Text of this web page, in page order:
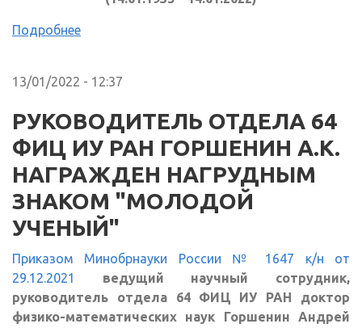
Подробнее
13/01/2022 - 12:37
РУКОВОДИТЕЛЬ ОТДЕЛА 64
ФИЦ ИУ РАН ГОРШЕНИН А.К.
НАГРАЖДЕН НАГРУДНЫМ
ЗНАКОМ "МОЛОДОЙ
УЧЕНЫЙ"
Приказом Минобрнауки России № 1647 к/н от
29.12.2021
ведущий научный сотрудник,
руководитель отдела 64 ФИЦ ИУ РАН доктор
физико-математических наук Горшенин Андрей